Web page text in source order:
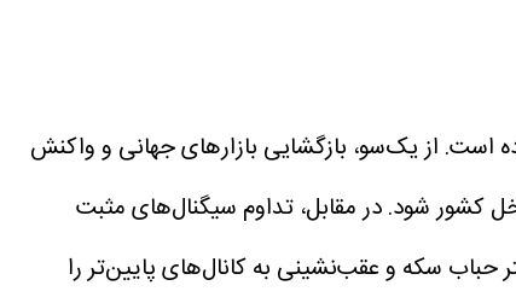
است. از یک‌سو، بازگشایی بازارهای جهانی و واکنش
کشور شود. در مقابل، تداوم سیگنال‌های مثبت
حباب سکه و عقب‌نشینی به کانال‌های پایین‌تر را